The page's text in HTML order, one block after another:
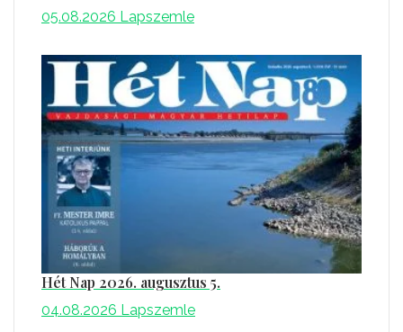
05.08.2026 Lapszemle
Hét Nap 2026. augusztus 5.
04.08.2026 Lapszemle